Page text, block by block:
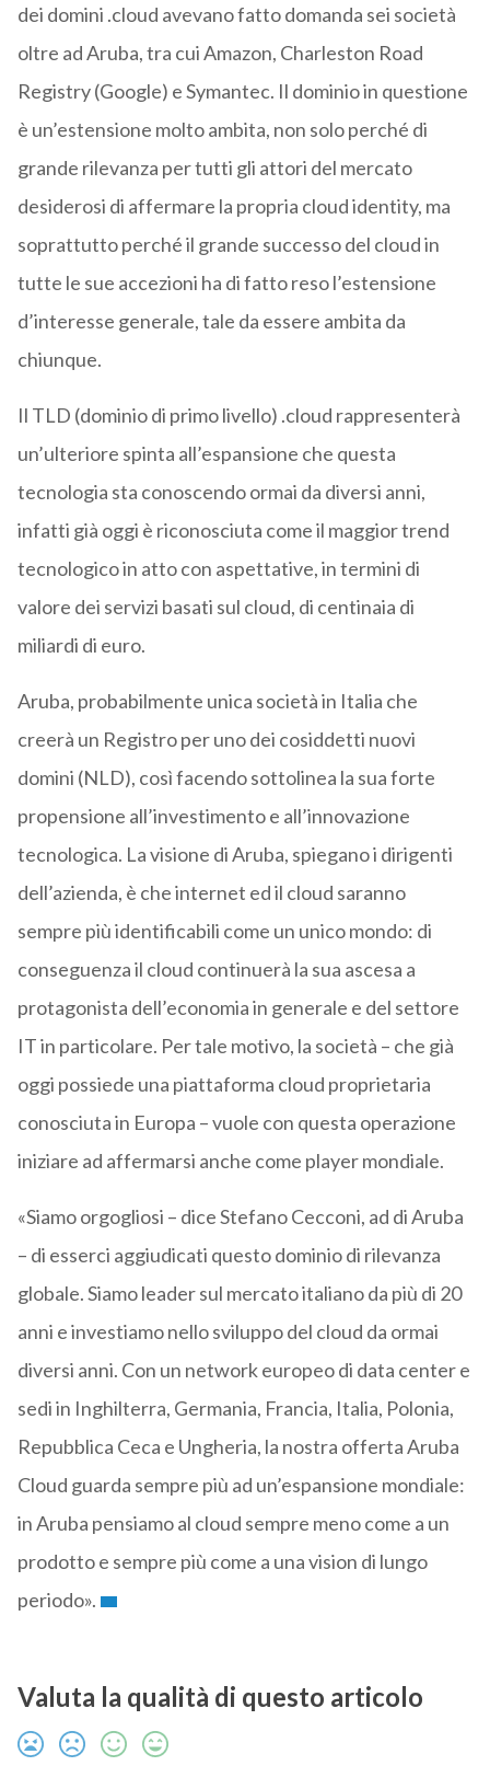
dei domini .cloud avevano fatto domanda sei società
oltre ad Aruba, tra cui Amazon, Charleston Road
Registry (Google) e Symantec. Il dominio in questione
è un’estensione molto ambita, non solo perché di
grande rilevanza per tutti gli attori del mercato
desiderosi di affermare la propria cloud identity, ma
soprattutto perché il grande successo del cloud in
tutte le sue accezioni ha di fatto reso l’estensione
d’interesse generale, tale da essere ambita da
chiunque.
Il TLD (dominio di primo livello) .cloud rappresenterà
un’ulteriore spinta all’espansione che questa
tecnologia sta conoscendo ormai da diversi anni,
infatti già oggi è riconosciuta come il maggior trend
tecnologico in atto con aspettative, in termini di
valore dei servizi basati sul cloud, di centinaia di
miliardi di euro.
Aruba, probabilmente unica società in Italia che
creerà un Registro per uno dei cosiddetti nuovi
domini (NLD), così facendo sottolinea la sua forte
propensione all’investimento e all’innovazione
tecnologica. La visione di Aruba, spiegano i dirigenti
dell’azienda, è che internet ed il cloud saranno
sempre più identificabili come un unico mondo: di
conseguenza il cloud continuerà la sua ascesa a
protagonista dell’economia in generale e del settore
IT in particolare. Per tale motivo, la società – che già
oggi possiede una piattaforma cloud proprietaria
conosciuta in Europa – vuole con questa operazione
iniziare ad affermarsi anche come player mondiale.
«Siamo orgogliosi – dice Stefano Cecconi, ad di Aruba
– di esserci aggiudicati questo dominio di rilevanza
globale. Siamo leader sul mercato italiano da più di 20
anni e investiamo nello sviluppo del cloud da ormai
diversi anni. Con un network europeo di data center e
sedi in Inghilterra, Germania, Francia, Italia, Polonia,
Repubblica Ceca e Ungheria, la nostra offerta Aruba
Cloud guarda sempre più ad un’espansione mondiale:
in Aruba pensiamo al cloud sempre meno come a un
prodotto e sempre più come a una vision di lungo
periodo».
Valuta la qualità di questo articolo